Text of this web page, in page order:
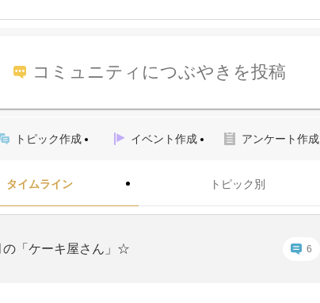
コミュニティにつぶやきを投稿
トピック作成 イベント作成 アンケート作成
タイムライン トピック別
の「ケーキ屋さん」☆ 6